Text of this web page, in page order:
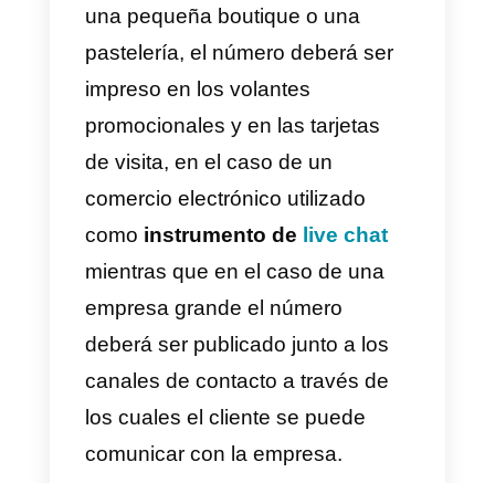
de WhatsApp y otras
de mensajería.
WhatsApp como
instrumento de Customer
Relationships